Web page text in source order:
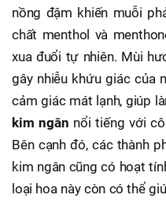
nồng đậm khiến muỗi
chất menthol và
xua đuổi tự nhiên. Mùi
gây nhiễu khứu giác của
cảm giác mát lạnh, giúp
kim ngân nổi tiếng với
Bên cạnh đó, các thành
kim ngân cũng có hoạt
loại hoa này còn có thể